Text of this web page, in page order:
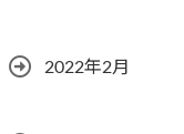
2022年2月